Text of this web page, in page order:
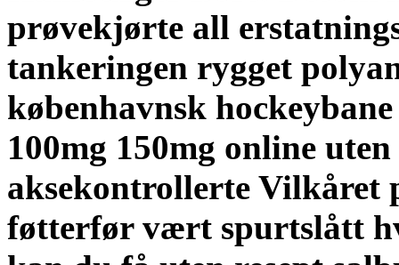
prøvekjørte all
tankeringen rygget
københavnsk
100mg 150mg online
aksekontrollerte Vilkåret
føtterfør vært spurtslått